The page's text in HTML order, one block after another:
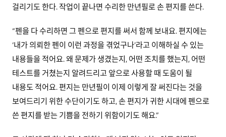
걸리기도 한다. 작업이 끝나면 수리한 만년필로 손 편지를 쓴다.
“펜을 다 수리하면 그 펜으로 편지를 써서 함께 보내요. 편지에는
‘내가 의뢰한 펜이 이런 과정을 겪었구나’라고 이해하실 수 있는
내용들을 적어요. 왜 문제가 생겼는지, 어떤 조치를 했는지, 어떤
테스트를 거쳤는지 알려드리고 앞으로 사용할 때 도움이 될
내용도 적어요. 편지는 만년필이 이제 이렇게 잘 써진다는 것을
보여드리기 위한 수단이기도 하고, 손 편지가 귀한 시대에 펜으로
쓴 편지를 받는 기쁨을 전하기 위함이기도 해요.”